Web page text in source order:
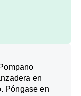
en
Póngase en